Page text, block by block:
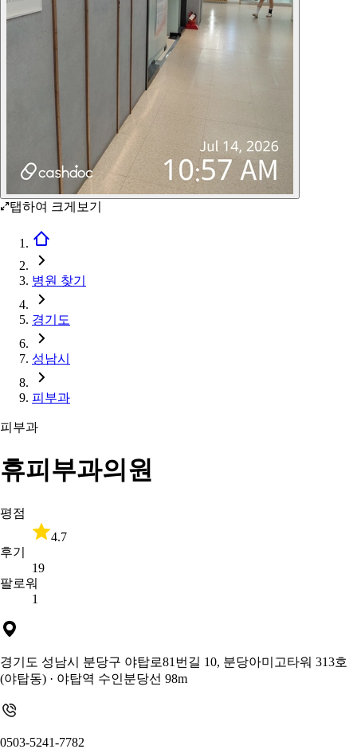
탭하여 크게보기
병원 찾기
경기도
성남시
피부과
피부과
휴피부과의원
평점
4.7
후기
19
팔로워
1
경기도 성남시 분당구 야탑로81번길 10, 분당아미고타워 313호
(야탑동) · 야탑역 수인분당선 98m
0503-5241-7782